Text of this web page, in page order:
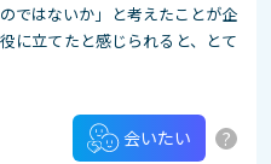
ではないか」と考えたことが企
に立てたと感じられると、とて
会いたい ?